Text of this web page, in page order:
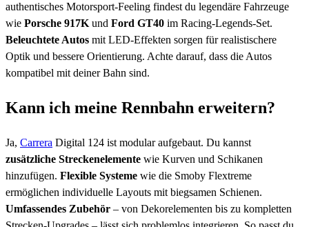
authentisches Motorsport-Feeling findest du legendäre Fahrzeuge
wie Porsche 917K und Ford GT40 im Racing-Legends-Set.
Beleuchtete Autos mit LED-Effekten sorgen für realistischere
Optik und bessere Orientierung. Achte darauf, dass die Autos
kompatibel mit deiner Bahn sind.
Kann ich meine Rennbahn erweitern?
Ja, Carrera Digital 124 ist modular aufgebaut. Du kannst
zusätzliche Streckenelemente wie Kurven und Schikanen
hinzufügen. Flexible Systeme wie die Smoby Flextreme
ermöglichen individuelle Layouts mit biegsamen Schienen.
Umfassendes Zubehör – von Dekorelementen bis zu kompletten